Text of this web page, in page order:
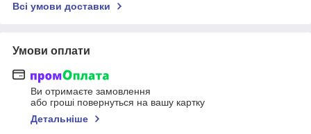
Всі умови доставки
Умови оплати
Ви отримаєте замовлення
або гроші повернуться на вашу картку
Детальніше